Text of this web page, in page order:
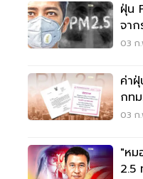
ฝุ่น
จาก
03 ก
ค่า
กท
ออ
03 ก
"หม
2.5